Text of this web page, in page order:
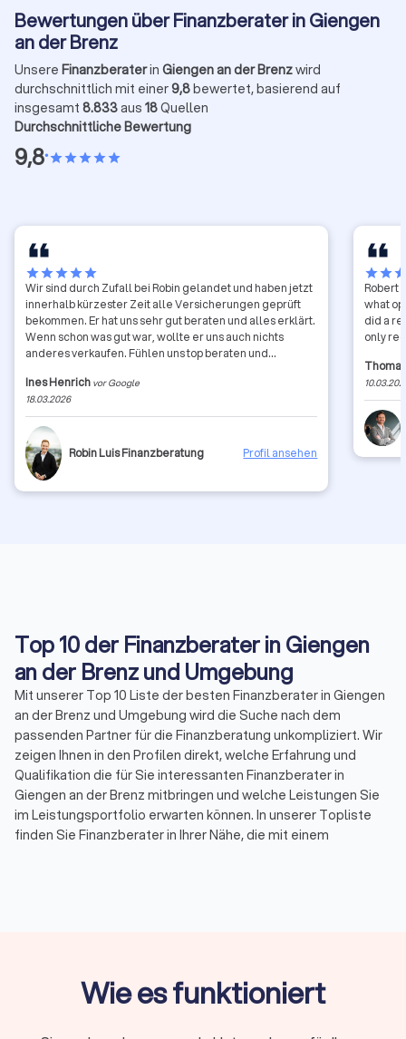
Bewertungen über Finanzberater in Giengen
an der Brenz
Unsere Finanzberaterin Giengen an der Brenzwird
durchschnittlich mit einer9,8bewertet, basierend auf
insgesamt 8.833aus 18Quellen
Durchschnittliche Bewertung
9,8•starstarstarstarstar
starstarstarstarstar
Wir sind durch Zufall bei Robin gelandet und haben jetzt
innerhalb kürzester Zeit alle Versicherungen geprüft
bekommen. Er hat uns sehr gut beraten und alles erklärt.
Wenn schon was gut war, wollte er uns auch nichts
anderes verkaufen. Fühlen uns top beraten und
Ines Henrich vor Google
18.03.2026
Robin Luis Finanzberatung Profil ansehen
starstar
Robert
what
did a
only
Top 10 der Finanzberater in Giengen
an der Brenz und Umgebung
Mit unserer Top 10 Liste der besten Finanzberater in Giengen
an der Brenz und Umgebung wird die Suche nach dem
passenden Partner für die Finanzberatung unkompliziert. Wir
zeigen Ihnen in den Profilen direkt, welche Erfahrung und
Qualifikation die für Sie interessanten Finanzberater in
Giengen an der Brenz mitbringen und welche Leistungen Sie
im Leistungsportfolio erwarten können. In unserer Topliste
finden Sie Finanzberater in Ihrer Nähe, die mit einem
Versicherungen, für Rente & Altersvorsorge, für
die Unternehmensberatung auf einen Blick aussuchen und die
Wie es funktioniert